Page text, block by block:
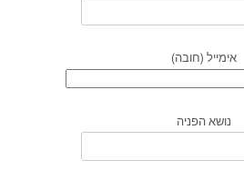
אימייל (חובה)
נושא הפניה